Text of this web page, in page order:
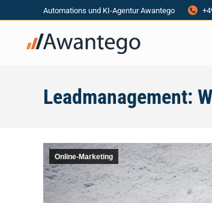
Automations und KI-Agentur Awantego
Leadmanagement:
Online-Marketing